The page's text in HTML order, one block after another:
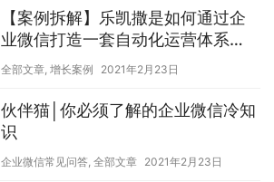
【案例拆解】乐凯撒是如何通过企
业微信打造一套自动化运营体系
的？
全部文章, 增长案例 2021年2月23日
伙伴猫│你必须了解的企业微信冷知
识
企业微信常见问答, 全部文章 2021年2月23日